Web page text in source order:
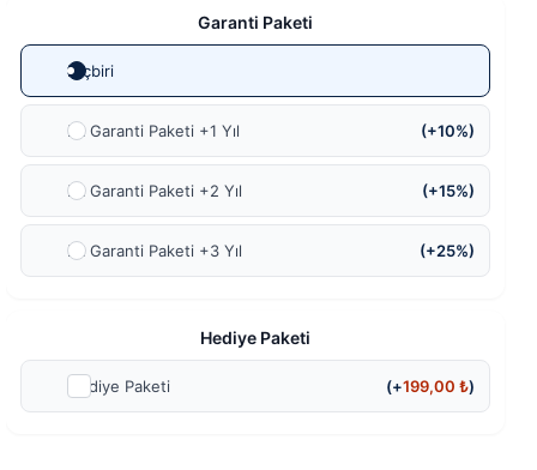
Garanti Paketi
Hiçbiri
Ek Garanti Paketi +1 Yıl (+10%)
Ek Garanti Paketi +2 Yıl (+15%)
Ek Garanti Paketi +3 Yıl (+25%)
Hediye Paketi
Hediye Paketi (+199,00₺)